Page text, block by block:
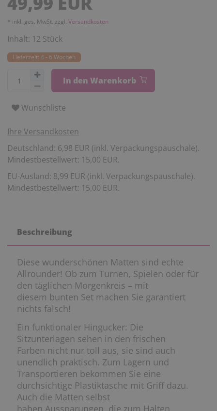
* inkl. ges. MwSt. zzgl. Versandkosten
Inhalt: 12 Stück
Lieferzeit: 4 - 6 Wochen
In den Warenkorb
Wunschliste
Ihre Versandkosten
Deutschland: 6,98 EUR (inkl. Verpackungspauschale).
Mindestbestellwert: 15,00 EUR.
EU-Ausland: 8,99 EUR (inkl. Verpackungspauschale).
Mindestbestellwert: 15,00 EUR.
Beschreibung
Diese wunderschönen Matten sind echte
Allrounder! Ob zum Turnen, Spielen oder für
den täglichen Morgenkreis – mit
diesem bunten Set machen Sie garantiert
nichts falsch!
Ein funktionaler Hingucker: Die
Sitzunterlagen sehen in den frischen
Farben nicht nur toll aus, sie sind auch
unendlich praktisch. Zum Lagern und
Transportieren bekommen Sie eine
durchsichtige Plastiktasche mit Griff dazu.
Auch die Matten selbst
haben Aussparungen, die zum Halten